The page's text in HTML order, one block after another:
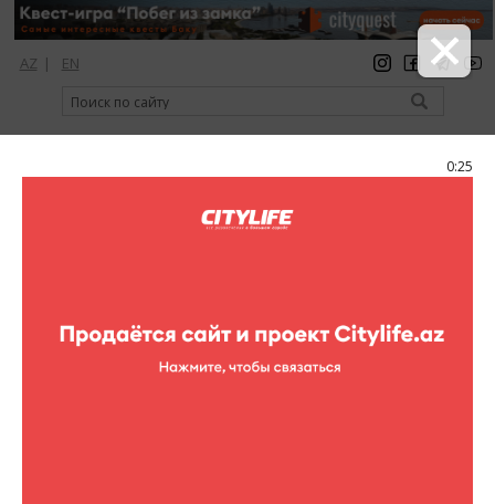
0:24
AZ | EN
регистрация вход Citylife Magazine
SassoFono